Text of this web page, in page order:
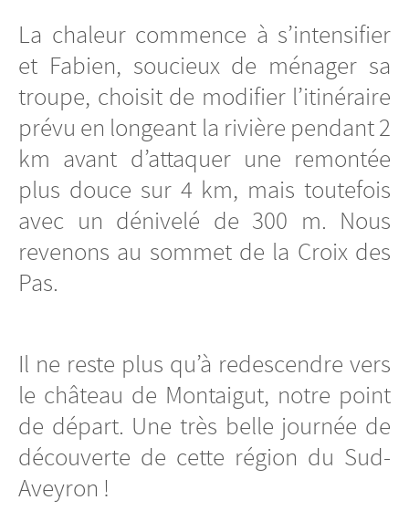
La chaleur commence à s’intensifier
et Fabien, soucieux de ménager sa
troupe, choisit de modifier l’itinéraire
prévu en longeant la rivière pendant 2
km avant d’attaquer une remontée
plus douce sur 4 km, mais toutefois
avec un dénivelé de 300 m. Nous
revenons au sommet de la Croix des
Pas.
Il ne reste plus qu’à redescendre vers
le château de Montaigut, notre point
de départ. Une très belle journée de
découverte de cette région du Sud-
Aveyron !